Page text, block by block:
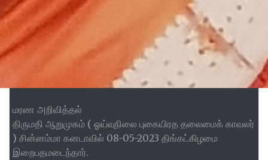
மரண அறிவித்தல்
திருமதி ஆறுமுகம் ( ஓய்வுநிலை புகையிரத தலைமைக் காவலர்
) சின்னம்மா கனடாவில் 08-05-2023 திங்கட்கிழமை
இறைபதமடைந்தார்.